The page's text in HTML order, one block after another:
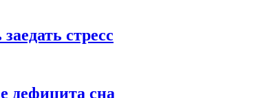
стресс
дефицита сна